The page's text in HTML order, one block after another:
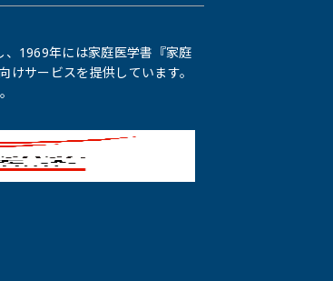
1969年には家庭医学書『家庭
サービスを提供しています。